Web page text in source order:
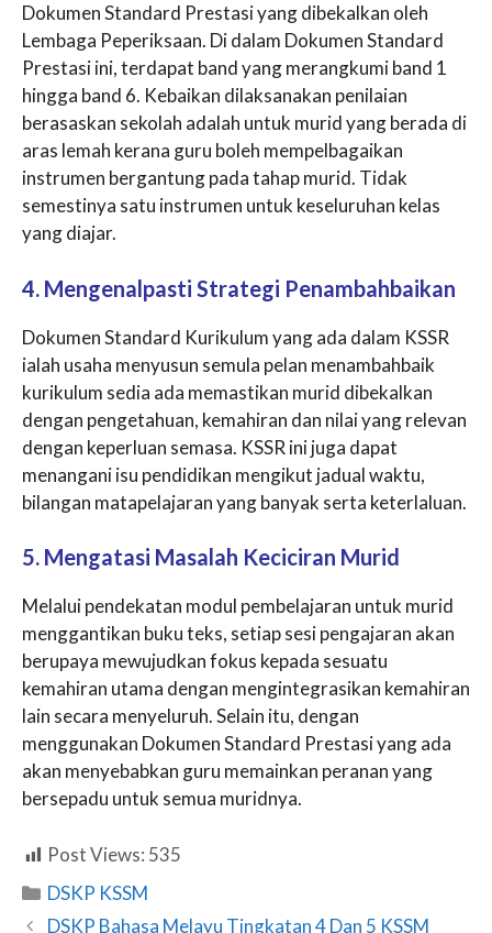
Dokumen Standard Prestasi yang dibekalkan oleh
Lembaga Peperiksaan. Di dalam Dokumen Standard
Prestasi ini, terdapat band yang merangkumi band 1
hingga band 6. Kebaikan dilaksanakan penilaian
berasaskan sekolah adalah untuk murid yang berada di
aras lemah kerana guru boleh mempelbagaikan
instrumen bergantung pada tahap murid. Tidak
semestinya satu instrumen untuk keseluruhan kelas
yang diajar.
4. Mengenalpasti Strategi Penambahbaikan
Dokumen Standard Kurikulum yang ada dalam KSSR
ialah usaha menyusun semula pelan menambahbaik
kurikulum sedia ada memastikan murid dibekalkan
dengan pengetahuan, kemahiran dan nilai yang relevan
dengan keperluan semasa. KSSR ini juga dapat
menangani isu pendidikan mengikut jadual waktu,
bilangan matapelajaran yang banyak serta keterlaluan.
5. Mengatasi Masalah Keciciran Murid
Melalui pendekatan modul pembelajaran untuk murid
menggantikan buku teks, setiap sesi pengajaran akan
berupaya mewujudkan fokus kepada sesuatu
kemahiran utama dengan mengintegrasikan kemahiran
lain secara menyeluruh. Selain itu, dengan
menggunakan Dokumen Standard Prestasi yang ada
akan menyebabkan guru memainkan peranan yang
bersepadu untuk semua muridnya.
Post Views: 535
Categories
DSKP KSSM
DSKP Bahasa Melayu Tingkatan 4 Dan 5 KSSM